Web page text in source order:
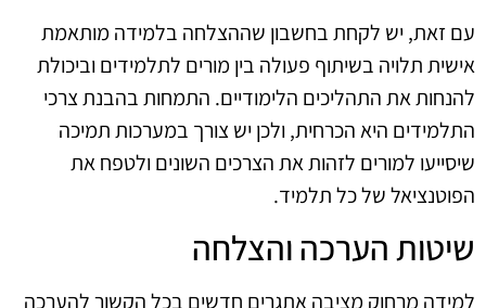
עם זאת, יש לקחת בחשבון שההצלחה בלמידה מותאמת
אישית תלויה בשיתוף פעולה בין מורים לתלמידים וביכולת
להנחות את התהליכים הלימודיים. התמחות בהבנת צרכי
התלמידים היא הכרחית, ולכן יש צורך במערכות תמיכה
שיסייעו למורים לזהות את הצרכים השונים ולטפח את
הפוטנציאל של כל תלמיד.
שיטות הערכה והצלחה
למידה מרחוק מציבה אתגרים חדשים בכל הקשור להערכה